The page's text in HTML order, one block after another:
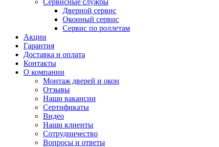
Сервисные службы
Дверной сервис
Оконный сервис
Сервис по роллетам
Акции
Гарантия
Доставка и оплата
Контакты
О компании
Монтаж дверей и окон
Отзывы
Наши вакансии
Сертификаты
Видео
Наши клиенты
Сотрудничество
Вопросы и ответы